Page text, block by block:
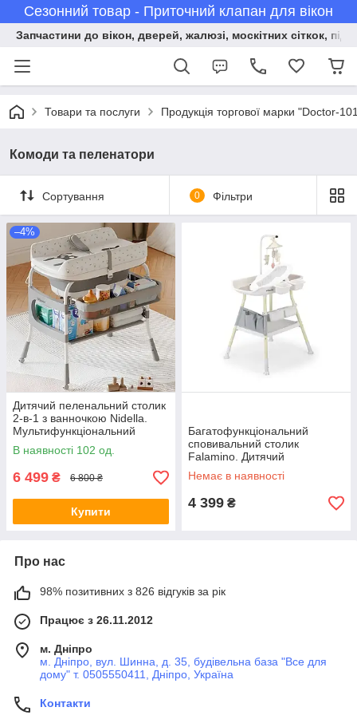
Сезонний товар - Приточний клапан для вікон
Запчастини до вікон, дверей, жалюзі, москітних сіткок,
Товари та послуги Продукція торгової марки "Doctor-
Комоди та пеленатори
Сортування 0 Фільтри
–4%
Дитячий пеленальний столик
2-в-1 з ванночкою Nidella.
Мультифункціональний
пересувний пеленатор з
ванночкою для купання
В наявності 102 од.
6 499 ₴ 6 800 ₴
Купити
Багатофункціональний
сповивальний столик
Falamino. Дитячий
пеленальний столик з гіркою
для купання та іграшкою-
Немає в наявності
4 399 ₴
Про нас
98% позитивних з 826 відгуків за рік
Працює з 26.11.2012
м. Дніпро
м. Дніпро, вул. Шинна, д. 35, будівельна база "Все для
дому" т. 0505550411, Дніпро, Україна
Контакти